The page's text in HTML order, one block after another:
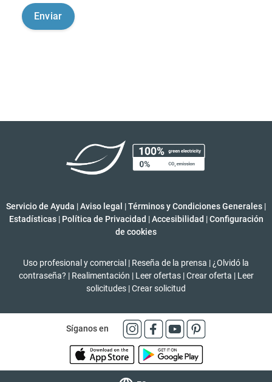
Servicio de Ayuda |Aviso legal |Términos y Condiciones Generales |
Estadísticas | Política de Privacidad | Accesibilidad | Configuración
de cookies
Uso profesional y comercial | Reseña de la prensa | ¿Olvidó la
contraseña? | Realimentación | Leer ofertas | Crear oferta | Leer
solicitudes |Crear solicitud
Síganos en